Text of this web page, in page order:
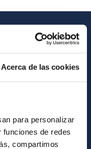
Acerca de las cookies
para personalizar
de redes
compartimos